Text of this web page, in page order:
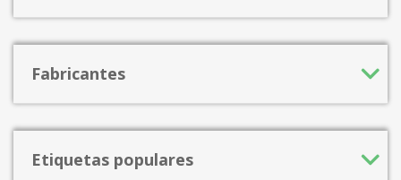
Fabricantes
Etiquetas populares